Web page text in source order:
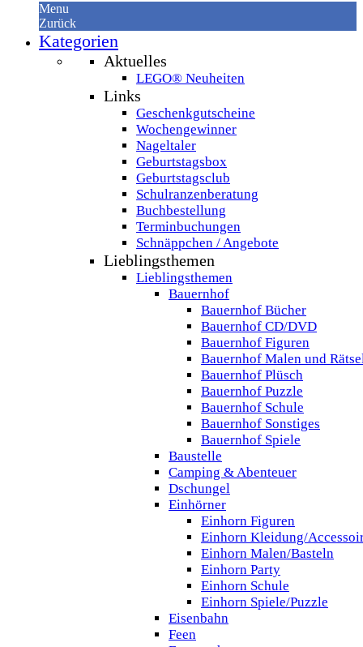
Menu
Zurück
Kategorien
Aktuelles
LEGO® Neuheiten
Links
Geschenkgutscheine
Wochengewinner
Nageltaler
Geburtstagsbox
Geburtstagsclub
Schulranzenberatung
Buchbestellung
Terminbuchungen
Schnäppchen / Angebote
Lieblingsthemen
Lieblingsthemen
Bauernhof
Bauernhof Bücher
Bauernhof CD/DVD
Bauernhof Figuren
Bauernhof Malen und
Bauernhof Plüsch
Bauernhof Puzzle
Bauernhof Schule
Bauernhof Sonstiges
Bauernhof Spiele
Baustelle
Camping & Abenteuer
Dschungel
Einhörner
Einhorn Figuren
Einhorn Kleidung/
Einhorn Malen/Basteln
Einhorn Party
Einhorn Schule
Einhorn Spiele/Puzzle
Eisenbahn
Feen